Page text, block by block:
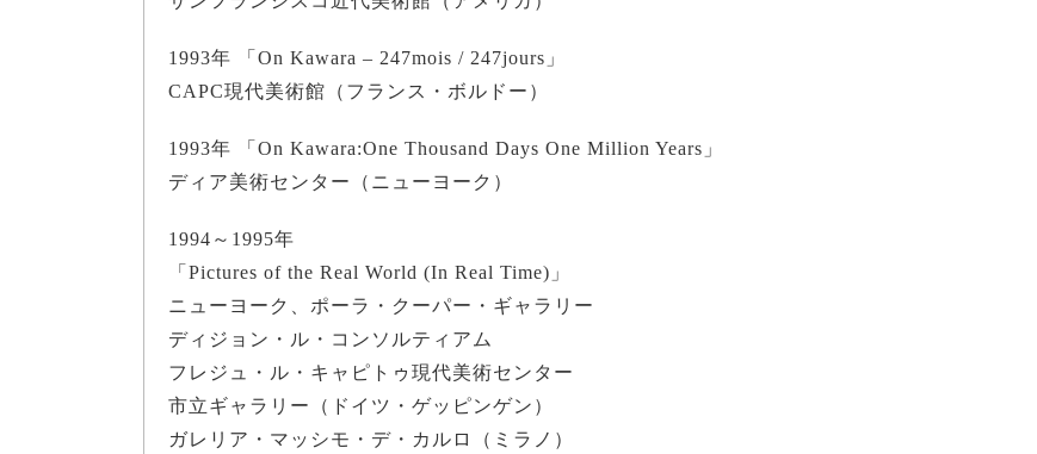
1993年 「On Kawara – 247mois / 247jours」
CAPC現代美術館（フランス・ボルドー）
1993年 「On Kawara:One Thousand Days One Million Years」
ディア美術センター（ニューヨーク）
1994～1995年
「Pictures of the Real World (In Real Time)」
ニューヨーク、ポーラ・クーパー・ギャラリー
ディジョン・ル・コンソルティアム
フレジュ・ル・キャピトゥ現代美術センター
市立ギャラリー（ドイツ・ゲッピンゲン）
ガレリア・マッシモ・デ・カルロ（ミラノ）